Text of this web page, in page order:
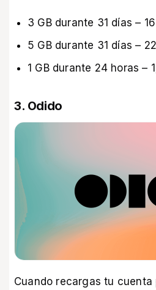
3 GB durante 31 días – 16
5 GB durante 31 días –
1 GB durante 24 horas –
3. Odido
Cuando recargas tu cuenta